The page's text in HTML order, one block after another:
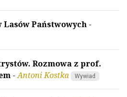
Państwowych -
Rozmowa z prof.
-Antoni Kostka Wywiad